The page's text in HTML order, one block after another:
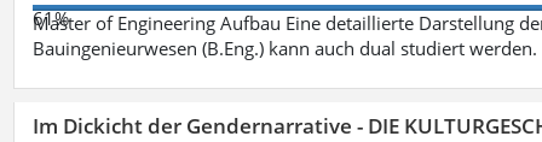
61%
Master of Engineering Aufbau Eine detaillierte Darstellung
Bauingenieurwesen (B.Eng.) kann auch dual studiert
Im Dickicht der Gendernarrative - DIE